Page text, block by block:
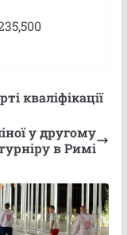
кваліфікації
у другому
в Римі